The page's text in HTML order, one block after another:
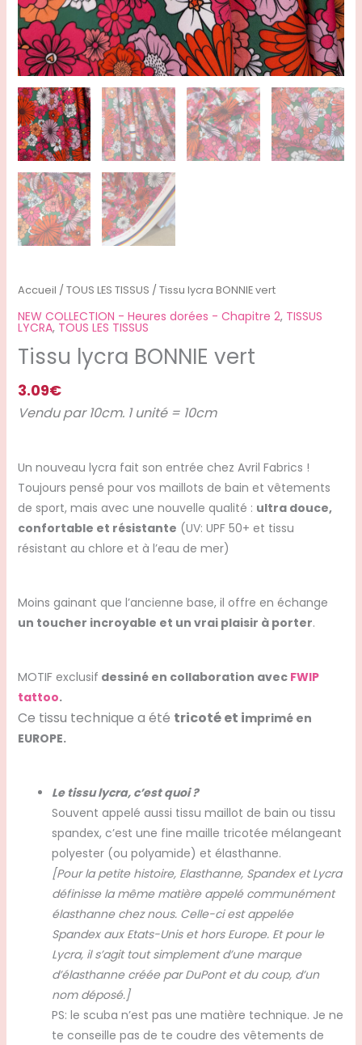
Accueil /TOUS LES TISSUS / Tissu lycra BONNIE vert
NEW COLLECTION - Heures dorées - Chapitre 2, TISSUS
LYCRA, TOUS LES TISSUS
Tissu lycra BONNIE vert
3.09€
Vendu par 10cm. 1 unité = 10cm
Un nouveau lycra fait son entrée chez Avril Fabrics !
Toujours pensé pour vos maillots de bain et vêtements
de sport, mais avec une nouvelle qualité : ultra douce,
confortable et résistante (UV: UPF 50+ et tissu
résistant au chlore et à l’eau de mer)
Moins gainant que l’ancienne base, il offre en échange
un toucher incroyable et un vrai plaisir à porter.
MOTIF exclusif dessiné en collaboration avec FWIP
tattoo.
Ce tissu technique a été tricoté et imprimé en
EUROPE.
Le tissu lycra, c’est quoi ?
Souvent appelé aussi tissu maillot de bain ou tissu
spandex, c’est une fine maille tricotée mélangeant
polyester (ou polyamide) et élasthanne.
[Pour la petite histoire, Elasthanne, Spandex et Lycra
définisse la même matière appelé communément
élasthanne chez nous. Celle-ci est appelée
Spandex aux Etats-Unis et hors Europe. Et pour le
Lycra, il s’agit tout simplement d’une marque
d’élasthanne créée par DuPont et du coup, d’un
nom déposé.]
PS: le scuba n’est pas une matière technique. Je ne
te conseille pas de te coudre des vêtements de